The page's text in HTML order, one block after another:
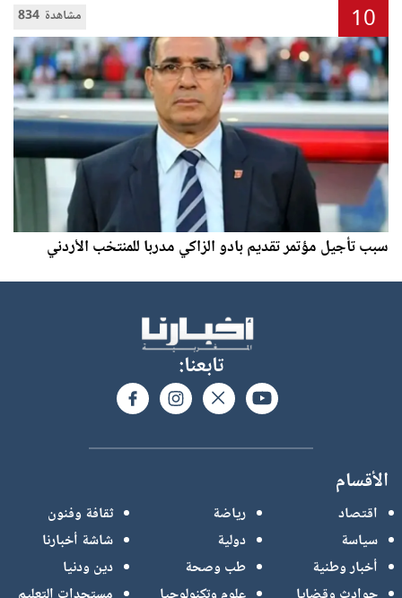
834 مشاهدة 10
سبب تأجيل مؤتمر تقديم بادو الزاكي مدربا للمنتخب الأردني
تابعنا:
الأقسام
ثقافة وفنون
شاشة أخبارنا
دين ودنيا
رياضة
دولية
طب وصحة
اقتصاد
سياسة
أخبار وطنية